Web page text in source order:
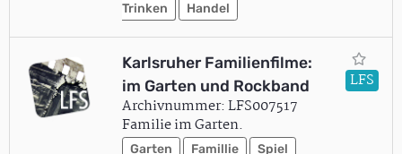
Trinken
Handel
Karlsruher Familienfilme:
im Garten und Rockband
Archivnummer: LFS007517
Familie im Garten.
Garten Famillie Spiel
LFS